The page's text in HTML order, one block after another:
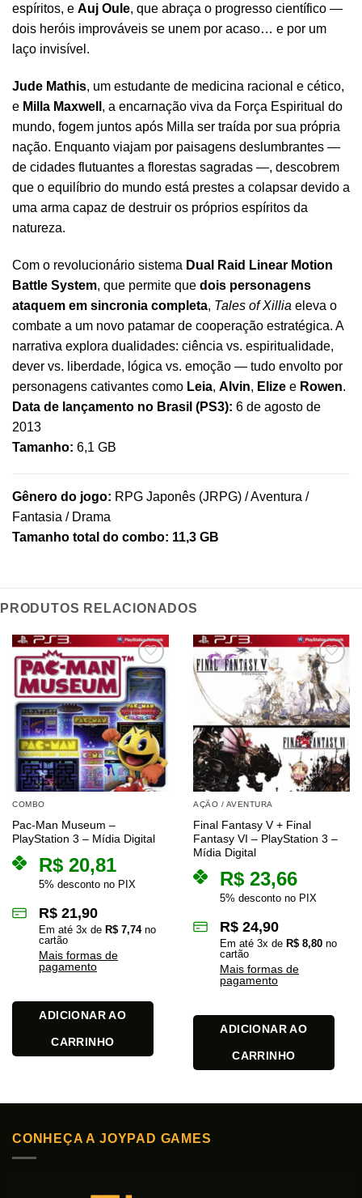
espíritos, e Auj Oule, que abraça o progresso científico —
dois heróis improváveis se unem por acaso… e por um
laço invisível.
Jude Mathis, um estudante de medicina racional e cético,
e Milla Maxwell , a encarnação viva da Força Espiritual do
mundo, fogem juntos após Milla ser traída por sua própria
nação. Enquanto viajam por paisagens deslumbrantes —
de cidades flutuantes a florestas sagradas —, descobrem
que o equilíbrio do mundo está prestes a colapsar devido a
uma arma capaz de destruir os próprios espíritos da
natureza.
Com o revolucionário sistema Dual Raid Linear Motion
Battle System, que permite que dois personagens
ataquem em sincronia completa, Tales of Xillia eleva o
combate a um novo patamar de cooperação estratégica. A
narrativa explora dualidades: ciência vs. espiritualidade,
dever vs. liberdade, lógica vs. emoção — tudo envolto por
personagens cativantes como Leia, Alvin, Elize e Rowen.
Data de lançamento no Brasil (PS3): 6 de agosto de
2013
Tamanho: 6,1 GB
Gênero do jogo: RPG Japonês (JRPG) / Aventura /
Fantasia / Drama
Tamanho total do combo: 11,3 GB
PRODUTOS RELACIONADOS
COMBO
Pac-Man Museum –
PlayStation 3 – Mídia Digital
R$ 20,81
5% desconto no PIX
R$ 21,90
Em até 3x de R$ 7,74no
cartão
Mais formas de
pagamento
ADICIONAR AO
CARRINHO
AÇÃO / AVENTURA
Final Fantasy V + Final
Fantasy VI – PlayStation 3 –
Mídia Digital
R$ 23,66
5% desconto no PIX
R$ 24,90
Em até 3x de R$ 8,80 no
cartão
Mais formas de
pagamento
ADICIONAR AO
CARRINHO
CONHEÇA A JOYPAD GAMES